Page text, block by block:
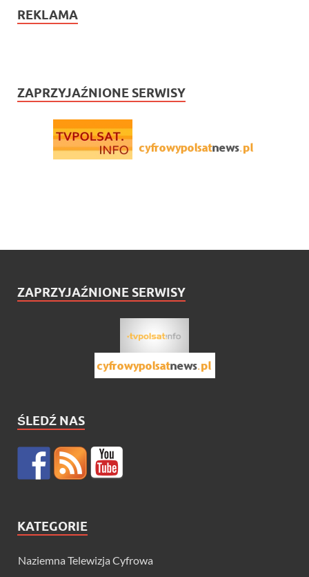
REKLAMA
ZAPRZYJAŹNIONE SERWISY
ZAPRZYJAŹNIONE SERWISY
ŚLEDŹ NAS
KATEGORIE
Naziemna Telewizja Cyfrowa